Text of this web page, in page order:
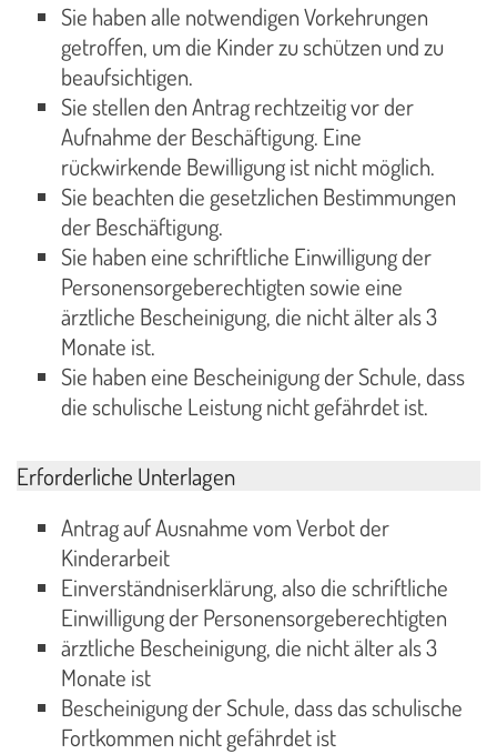
Sie haben alle notwendigen Vorkehrungen
getroffen, um die Kinder zu schützen und zu
beaufsichtigen.
Sie stellen den Antrag rechtzeitig vor der
Aufnahme der Beschäftigung. Eine
rückwirkende Bewilligung ist nicht möglich.
Sie beachten die gesetzlichen Bestimmungen
der Beschäftigung.
Sie haben eine schriftliche Einwilligung der
Personensorgeberechtigten sowie eine
ärztliche Bescheinigung, die nicht älter als 3
Monate ist.
Sie haben eine Bescheinigung der Schule, dass
die schulische Leistung nicht gefährdet ist.
Erforderliche Unterlagen
Antrag auf Ausnahme vom Verbot der
Kinderarbeit
Einverständniserklärung, also die schriftliche
Einwilligung der Personensorgeberechtigten
ärztliche Bescheinigung, die nicht älter als 3
Monate ist
Bescheinigung der Schule, dass das schulische
Fortkommen nicht gefährdet ist